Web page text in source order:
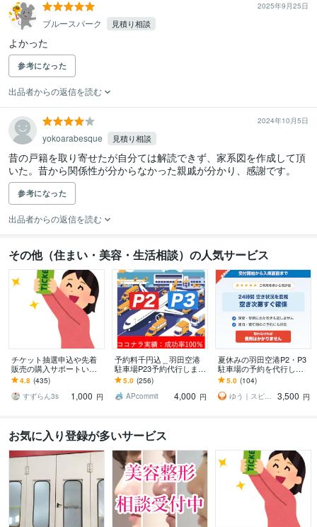
2025年9月25日
ブルースパーク 見積り相談
よかった
参考になった
出品者からの返信を読む
2024年10月5日
yokoarabesque 見積り相談
昔の戸籍を取り寄せたが自分ては解読できず、家系図を作成して頂
いた。昔から関係性が分からなかった親戚が分かり、感謝です。
参考になった
出品者からの返信を読む
その他（住まい・美容・生活相談）の人気サービス
チケット抽選申込や先着
販売の購入サポートいた
します 申込口数の必要な
方、チケ発が出来ない方
は是非ご連絡下さい。
4.8 (435)
すずらん3s
1,000 円
予約料千円込＿羽田空港
駐車場P23予約代行します
[実績100%※の成功率/1000
円込！]評価を参照下さい
5.0 (256)
APcommit
4,000 円
夏休みの羽田空港P2・P3
駐車場の予約を代行しま
す 手数料込み・満車もキ
ャンセル待ち対応
5.0 (104)
ゆう｜スピード予約代行
3,500 円
お気に入り登録が多いサービス